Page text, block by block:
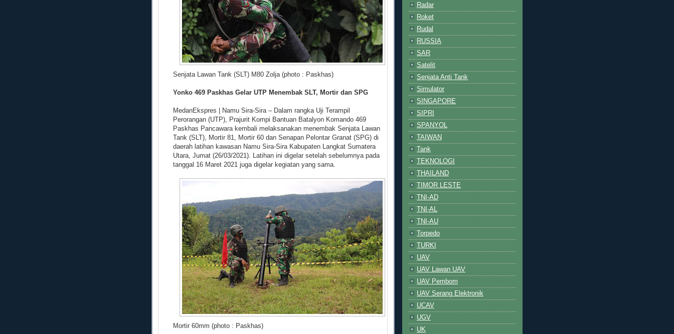
Senjata Lawan Tank (SLT) M80 Zolja (photo : Paskhas)
Yonko 469 Paskhas Gelar UTP Menembak SLT, Mortir dan SPG
MedanEkspres | Namu Sira-Sira – Dalam rangka Uji Terampil
Perorangan (UTP), Prajurit Kompi Bantuan Batalyon Komando 469
Paskhas Pancawara kembali melaksanakan menembak Senjata Lawan
Tank (SLT), Mortir 81, Mortir 60 dan Senapan Pelontar Granat (SPG) di
daerah latihan kawasan Namu Sira-Sira Kabupaten Langkat Sumatera
Utara, Jumat (26/03/2021). Latihan ini digelar setelah sebelumnya pada
tanggal 16 Maret 2021 juga digelar kegiatan yang sama.
Mortir 60mm (photo : Paskhas)
Radar
Roket
Rudal
RUSSIA
SAR
Satelit
Senjata Anti Tank
Simulator
SINGAPORE
SIPRI
SPANYOL
TAIWAN
Tank
TEKNOLOGI
THAILAND
TIMOR LESTE
TNI-AD
TNI-AL
TNI-AU
Torpedo
TURKI
UAV
UAV Lawan UAV
UAV Pembom
UAV Serang Elektronik
UCAV
UGV
UK